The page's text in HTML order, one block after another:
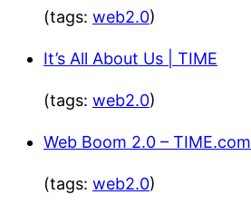
(tags: web2.0)
It’s All About Us | TIME
(tags: web2.0)
Web Boom 2.0 – TIME.com
(tags: web2.0)